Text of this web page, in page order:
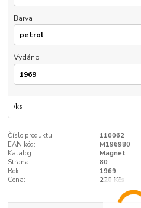
Barva
Vydáno
/ks
Číslo produktu:
110062
EAN kód:
M196980
Katalog:
Magnet
Strana:
80
Rok:
1969
Cena:
220 Kčs